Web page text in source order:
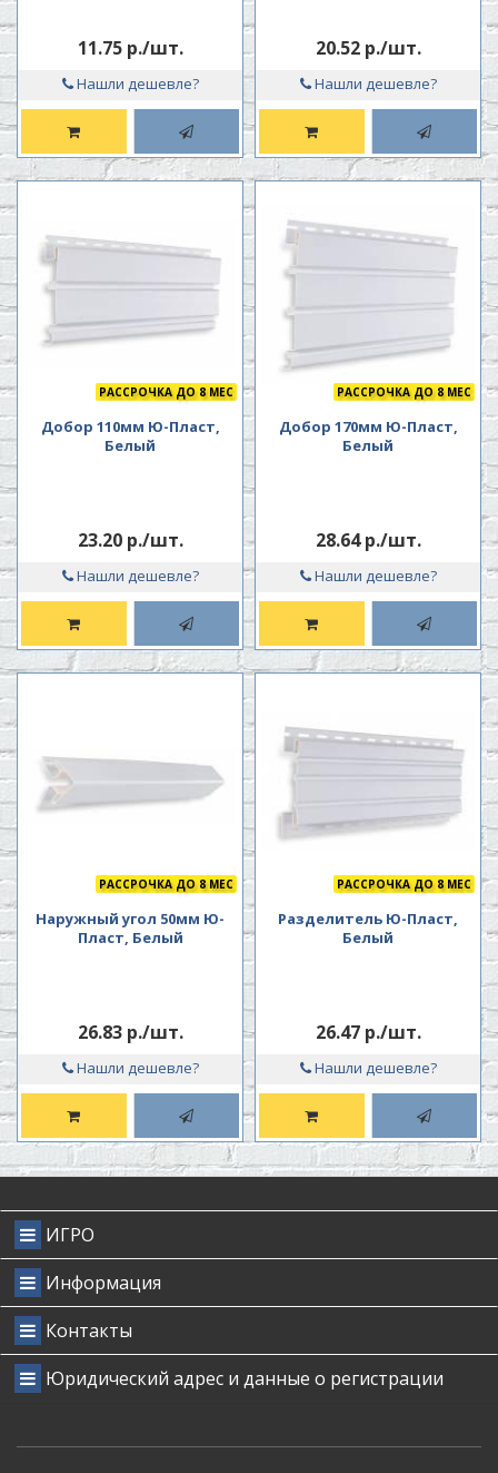
11.75 р./шт.
Нашли дешевле?
20.52 р./шт.
Нашли дешевле?
РАССРОЧКА ДО 8 МЕС
Добор 110мм Ю-Пласт,
Белый
23.20 р./шт.
Нашли дешевле?
РАССРОЧКА ДО 8 МЕС
Добор 170мм Ю-Пласт,
Белый
28.64 р./шт.
Нашли дешевле?
РАССРОЧКА ДО 8 МЕС
Наружный угол 50мм Ю-
Пласт, Белый
26.83 р./шт.
Нашли дешевле?
РАССРОЧКА ДО 8 МЕС
Разделитель Ю-Пласт,
Белый
26.47 р./шт.
Нашли дешевле?
ИГРО
Информация
Контакты
Юридический адрес и данные о регистрации